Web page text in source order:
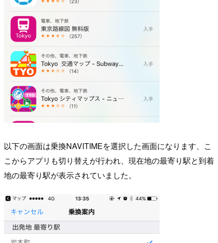
以下の画面は乗換NAVITIMEを選択した画面になります、こ
こからアプリも切り替えが行われ、現在地の最寄り駅と到着
地の最寄り駅が表示されていました。